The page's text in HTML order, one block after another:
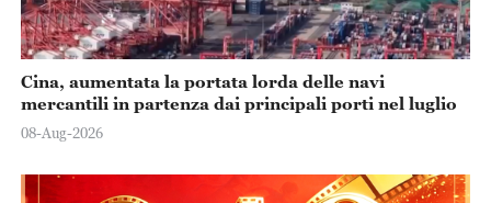
Cina, aumentata la portata lorda delle navi
mercantili in partenza dai principali porti nel luglio
08-Aug-2026